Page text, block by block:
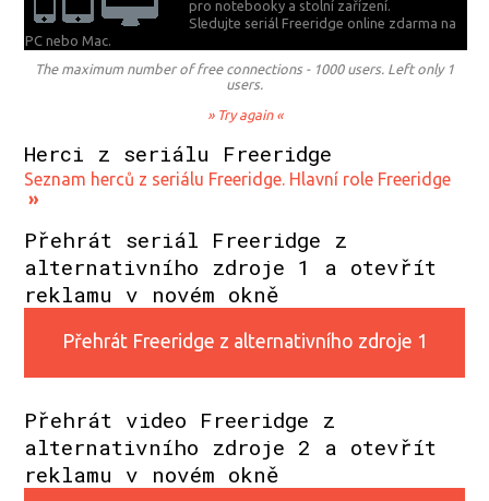
pro notebooky a stolní zařízení.
Sledujte seriál Freeridge online zdarma na
PC nebo Mac.
The maximum number of free connections - 1000 users. Left only 1
users.
» Try again «
Herci z seriálu Freeridge
Seznam herců z seriálu Freeridge. Hlavní role Freeridge
»
Přehrát seriál Freeridge z
alternativního zdroje 1 a otevřít
reklamu v novém okně
Přehrát Freeridge z alternativního zdroje 1
Přehrát video Freeridge z
alternativního zdroje 2 a otevřít
reklamu v novém okně